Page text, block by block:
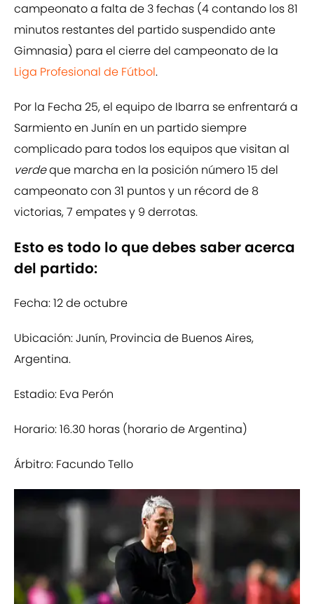
campeonato a falta de 3 fechas (4 contando los 81
minutos restantes del partido suspendido ante
Gimnasia) para el cierre del campeonato de la
Liga Profesional de Fútbol.
Por la Fecha 25, el equipo de Ibarra se enfrentará a
Sarmiento en Junín en un partido siempre
complicado para todos los equipos que visitan al
verdeque marcha en la posición número 15 del
campeonato con 31 puntos y un récord de 8
victorias, 7 empates y 9 derrotas.
Esto es todo lo que debes saber acerca
del partido:
Fecha: 12 de octubre
Ubicación: Junín, Provincia de Buenos Aires,
Argentina.
Estadio: Eva Perón
Horario: 16.30 horas (horario de Argentina)
Árbitro: Facundo Tello